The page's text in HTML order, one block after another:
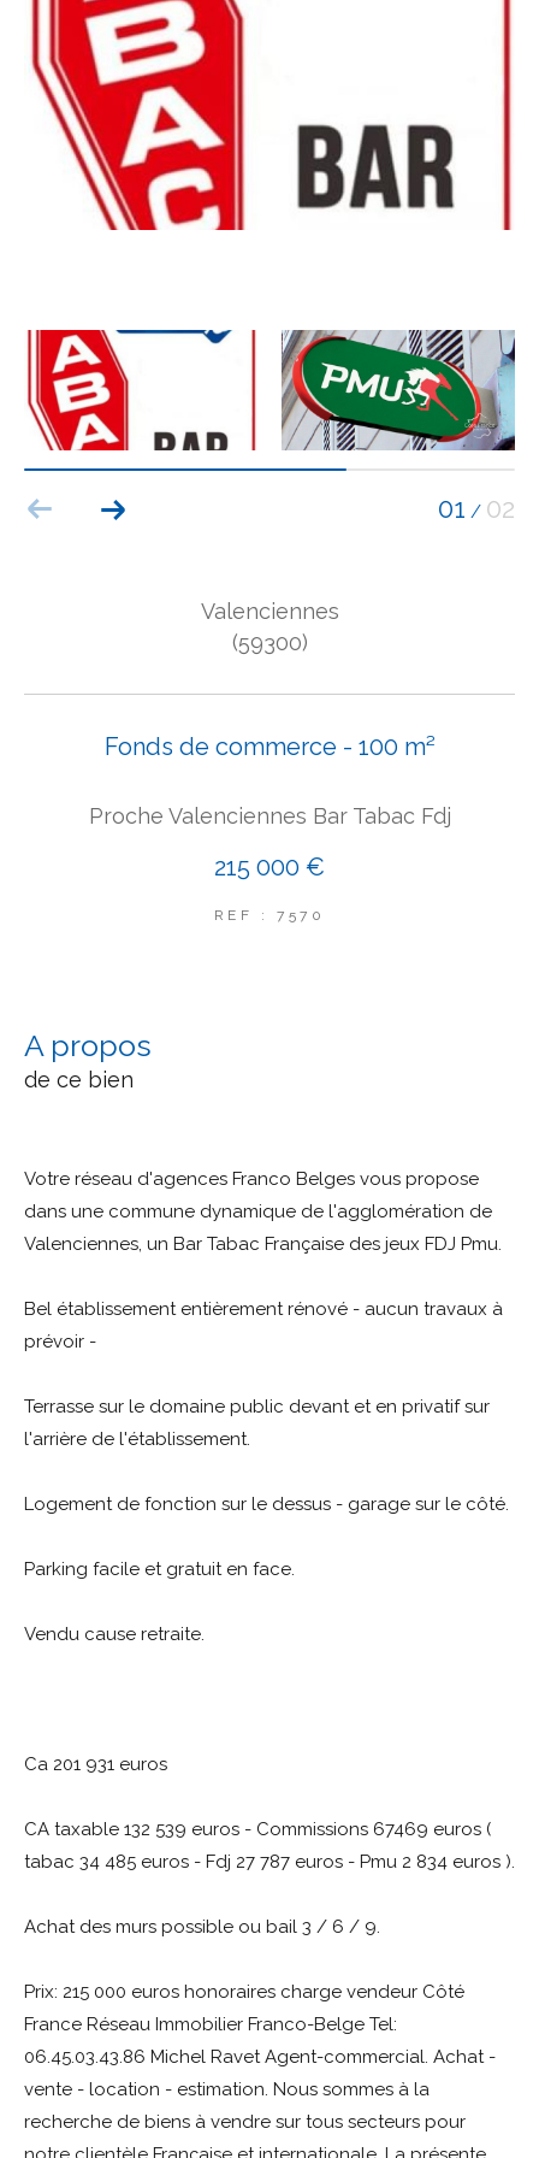
01 / 02
Valenciennes
(59300)
Fonds de commerce - 100 m²
Proche Valenciennes Bar Tabac Fdj
215 000 €
REF : 7570
a propos
de ce bien
Votre réseau d'agences Franco Belges vous propose
dans une commune dynamique de l'agglomération de
Valenciennes, un Bar Tabac Française des jeux FDJ Pmu.
Bel établissement entièrement rénové - aucun travaux à
prévoir -
Terrasse sur le domaine public devant et en privatif sur
l'arrière de l'établissement.
Logement de fonction sur le dessus - garage sur le côté.
Parking facile et gratuit en face.
Vendu cause retraite.
Ca 201 931 euros
CA taxable 132 539 euros - Commissions 67469 euros (
tabac 34 485 euros - Fdj 27 787 euros - Pmu 2 834 euros ).
Achat des murs possible ou bail 3 / 6 / 9.
Prix: 215 000 euros honoraires charge vendeur Côté
France Réseau Immobilier Franco-Belge Tel:
06.45.03.43.86 Michel Ravet Agent-commercial. Achat -
vente - location - estimation. Nous sommes à la
recherche de biens à vendre sur tous secteurs pour
Budget
Budget
Surface
Surface
Pièces
Pièces
AFFINER LES CRITÈRES
TERRASSE PARKING PISCINE
EXCLUSIVITÉS